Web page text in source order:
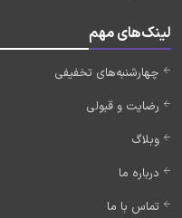
لینک‌های مهم
چهارشنبه‌های تخفیفی
رضایت و قبولی
وبلاگ
درباره ما
تماس با ما